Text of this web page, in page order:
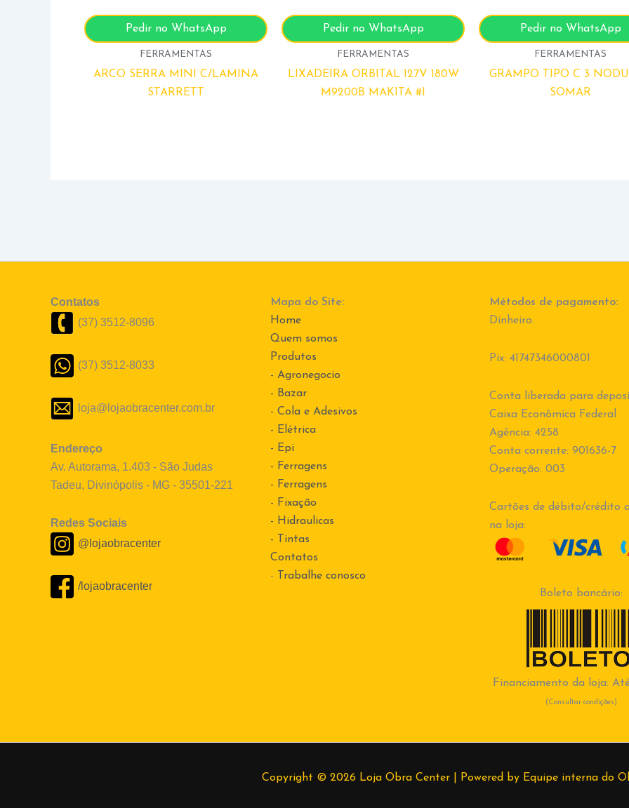
Pedir no WhatsApp
FERRAMENTAS
ARCO SERRA MINI C/LAMINA
STARRETT
Pedir no WhatsApp
FERRAMENTAS
LIXADEIRA ORBITAL 127V 180W
M9200B MAKITA #I
Pedir no WhatsApp
FERRAMENTAS
GRAMPO TIPO C 3
SOMAR
Contatos
(37) 3512-8096
(37) 3512-8033
loja@lojaobracenter.com.br
Endereço
Av. Autorama, 1.403 - São Judas
Tadeu, Divinópolis - MG - 35501-221
Redes Sociais
@lojaobracenter
/lojaobracenter
Mapa do Site:
Home
Quem somos
Produtos
- Agronegocio
- Bazar
- Cola e Adesivos
- Elétrica
- Epi
- Ferragens
- Ferragens
- Fixação
- Hidraulicas
- Tintas
Contatos
- Trabalhe conosco
Métodos de pagamento:
Dinheiro.
Pix: 41747346000801
Conta liberada para
Caixa Econômica Federal
Agência: 4258
Conta corrente: 901636-7
Operação: 003
Cartões de débito/crédito
na loja:
Boleto bancário:
Financiamento da loja:
(Consultar condições)
Copyright © 2026 Loja Obra Center | Powered by Equipe interna do